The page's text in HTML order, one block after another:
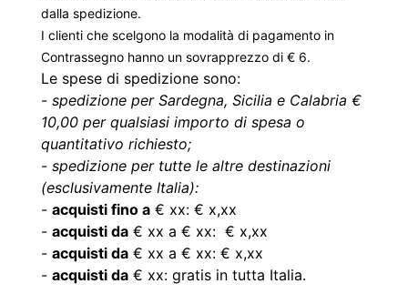
dalla spedizione.
I clienti che scelgono la modalità di pagamento in
Contrassegno hanno un sovrapprezzo di € 6.
Le spese di spedizione sono:
- spedizione per Sardegna, Sicilia e Calabria €
10,00 per qualsiasi importo di spesa o
quantitativo richiesto;
- spedizione per tutte le altre destinazioni
(esclusivamente Italia):
- acquisti fino a € xx: € x,xx
- acquisti da € xx a € xx: € x,xx
- acquisti da € xx a € xx: € x,xx
- acquisti da € xx: gratis in tutta Italia.